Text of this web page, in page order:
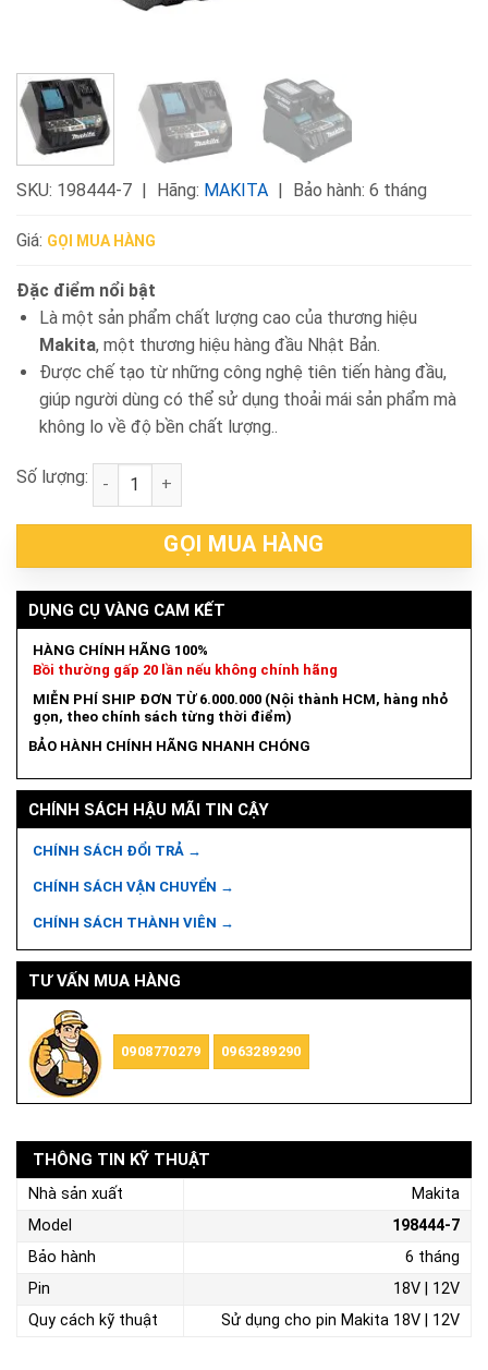
SKU: 198444-7 Hãng: MAKITA Bảo hành: 6 tháng
Giá: GỌI MUA HÀNG
Đặc điểm nổi bật
Là một sản phẩm chất lượng cao của thương hiệu
Makita, một thương hiệu hàng đầu Nhật Bản.
Được chế tạo từ những công nghệ tiên tiến hàng đầu,
giúp người dùng có thể sử dụng thoải mái sản phẩm mà
không lo về độ bền chất lượng..
Số lượng: SẠC DC18RE Makita 198444-7 số lượng
GỌI MUA HÀNG
DỤNG CỤ VÀNG CAM KẾT
HÀNG CHÍNH HÃNG 100%
Bồi thường gấp 20 lần nếu không chính hãng
MIỄN PHÍ SHIP ĐƠN TỪ 6.000.000 (Nội thành HCM, hàng nhỏ
gọn, theo chính sách từng thời điểm)
BẢO HÀNH CHÍNH HÃNG NHANH CHÓNG
CHÍNH SÁCH HẬU MÃI TIN CẬY
CHÍNH SÁCH ĐỔI TRẢ →
CHÍNH SÁCH VẬN CHUYỂN →
CHÍNH SÁCH THÀNH VIÊN →
TƯ VẤN MUA HÀNG
0908770279 0963289290
THÔNG TIN KỸ THUẬT
Nhà sản xuất
Makita
Model
198444-7
Bảo hành
6 tháng
Pin
18V | 12V
Quy cách kỹ thuật
Sử dụng cho pin Makita 18V | 12V